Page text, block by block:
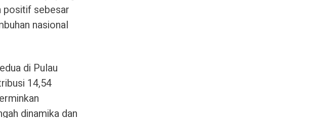
positif sebesar
nasional
di Pulau
14,54
dinamika dan